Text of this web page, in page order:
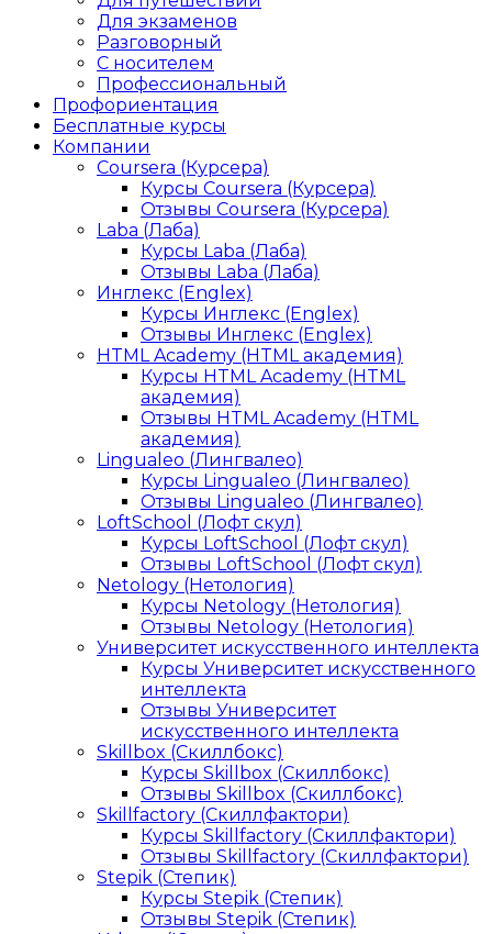
Для экзаменов
Разговорный
С носителем
Профессиональный
Профориентация
Бесплатные курсы
Компании
Coursera (Курсера)
Курсы Coursera (Курсера)
Отзывы Coursera (Курсера)
Laba (Лаба)
Курсы Laba (Лаба)
Отзывы Laba (Лаба)
Инглекс (Englex)
Курсы Инглекс (Englex)
Отзывы Инглекс (Englex)
HTML Academy (HTML академия)
Курсы HTML Academy (HTML
академия)
Отзывы HTML Academy (HTML
академия)
Lingualeo (Лингвалео)
Курсы Lingualeo (Лингвалео)
Отзывы Lingualeo (Лингвалео)
LoftSchool (Лофт скул)
Курсы LoftSchool (Лофт скул)
Отзывы LoftSchool (Лофт скул)
Netology (Нетология)
Курсы Netology (Нетология)
Отзывы Netology (Нетология)
Университет искусственного интеллекта
Курсы Университет искусственного
интеллекта
Отзывы Университет
искусственного интеллекта
Skillbox (Скиллбокс)
Курсы Skillbox (Скиллбокс)
Отзывы Skillbox (Скиллбокс)
Skillfactory (Скиллфактори)
Курсы Skillfactory (Скиллфактори)
Отзывы Skillfactory (Скиллфактори)
Stepik (Степик)
Курсы Stepik (Степик)
Отзывы Stepik (Степик)